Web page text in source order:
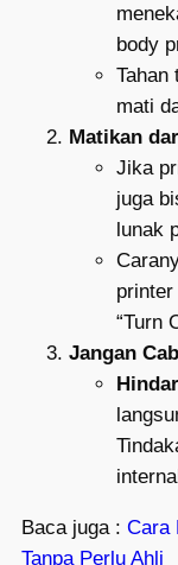
body
Tahan
mati
Matikan
Jika
juga
lunak
“Turn
Jangan
Baca juga : Cara
Tanpa Perlu Ahli